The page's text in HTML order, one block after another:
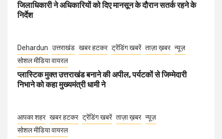
जिलाधिकारी ने अधिकारियों को दिए मानसून के दौरान सतर्क रहने के
निर्देश
Dehardun उत्तराखंड खबर हटकर ट्रेंडिंग खबरें ताज़ा ख़बर न्यूज़
सोशल मीडिया वायरल
प्लास्टिक मुक्त उत्तराखंड बनाने की अपील, पर्यटकों से जिम्मेदारी
निभाने को कहा मुख्यमंत्री धामी ने
आपका शहर खबर हटकर ट्रेंडिंग खबरें ताज़ा ख़बर न्यूज़
सोशल मीडिया वायरल